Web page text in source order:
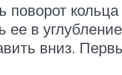
кольца
в
вниз.